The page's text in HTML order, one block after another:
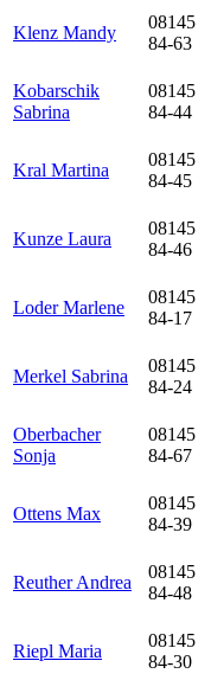
Klenz Mandy
08145
84-63
Kobarschik
Sabrina
08145
84-44
Kral Martina
08145
84-45
Kunze Laura
08145
84-46
Loder Marlene
08145
84-17
Merkel Sabrina
08145
84-24
Oberbacher
Sonja
08145
84-67
Ottens Max
08145
84-39
Reuther Andrea
08145
84-48
Riepl Maria
08145
84-30